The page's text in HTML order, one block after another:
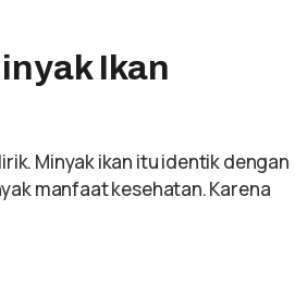
Ikan
Minyak ikan itu identik dengan
manfaat kesehatan. Karena